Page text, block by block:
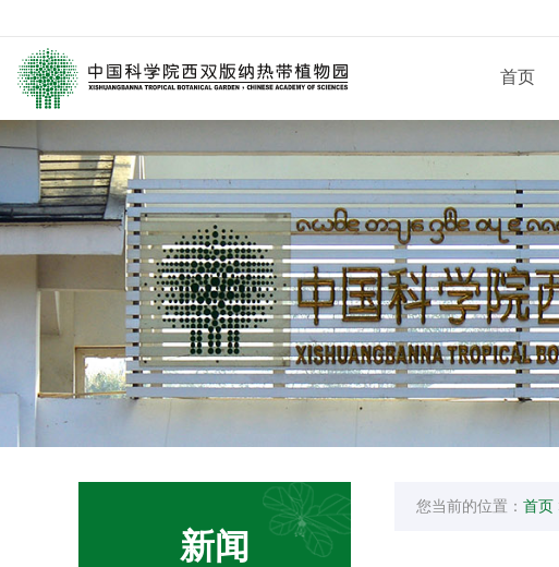
首页
媒体关注 科研进展
园林消息 科普报道
旅游信息 通知公告
历任领导 党
学术委员会 学
西园历史 形
数字园区
业务机构
新闻
您当前的位置： 首页